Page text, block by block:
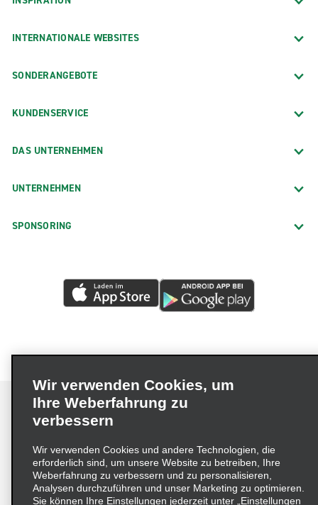
INTERNATIONALE WEBSITES
SONDERANGEBOTE
KUNDENSERVICE
DAS UNTERNEHMEN
UNTERNEHMEN
SPONSORING
Impressum Nutzungsbedingungen
Datenschutzrichtlinie
Cookie-Richtlinie
Datenschutzoptionen
Lieferkettensorgfaltspflichtengesetz (LkSG) Grundsatzerklärung
Wir verwenden Cookies, um
Ihre Weberfahrung zu
verbessern
Wir verwenden Cookies und andere Technologien, die
erforderlich sind, um unsere Website zu betreiben, Ihre
Weberfahrung zu verbessern und zu personalisieren,
Analysen durchzuführen und unser Marketing zu optimieren.
Sie können Ihre Einstellungen jederzeit unter „Einstellungen